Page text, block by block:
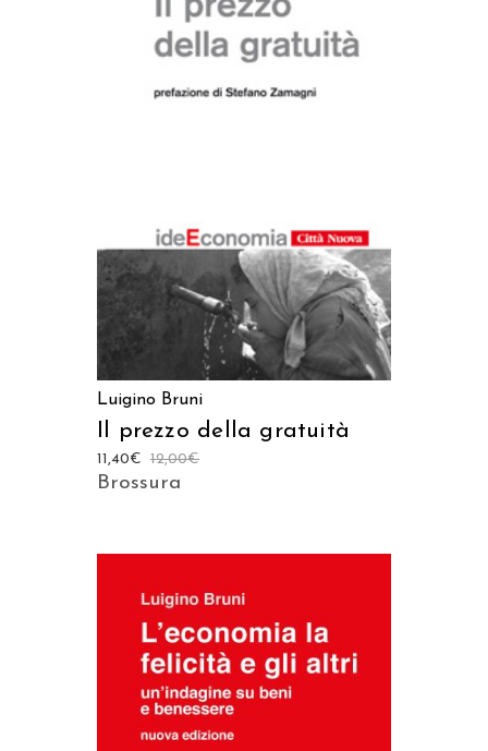
Luigino Bruni
Il prezzo della gratuità
12,00€
11,40€
Brossura